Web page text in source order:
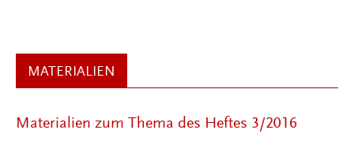
MATERIALIEN
Materialien zum Thema des Heftes 3/2016